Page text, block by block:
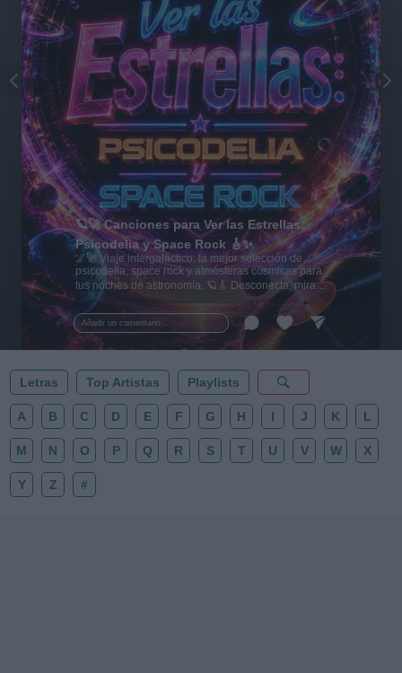
Añadir un comentario ...
🪐🚀 Canciones para Ver las Estrellas:
Psicodelia y Space Rock 🎸✨
🌌🚀 Viaje intergaláctico: la mejor selección de
psicodelia, space rock y atmósferas cósmicas para
tus noches de astronomía. 🪐🎸 Desconecta, mira
al firmamento y siente la gravedad cero. 💾 ¡Guarda
esta colección para tu próxima noche estrellada!
✨⭐
Letras Top Artistas Playlists
A B C D E F G H I J K L
M N O P Q R S T U V W X
Y Z #